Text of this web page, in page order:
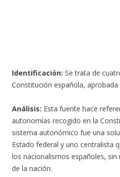
Identificación: Se trata de
Constitución española,
Análisis: Esta fuente hace
autonomías recogido en la
sistema autonómico fue una
Estado federal y uno centralista
los nacionalismos españoles, sin
de la nación.